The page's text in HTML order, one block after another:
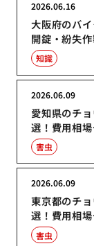
大阪府のバ
開錠・紛失
2026.06.16
知識
愛知県のチ
選！費用相
2026.06.09
害虫
東京都のチ
選！費用相
2026.06.09
害虫